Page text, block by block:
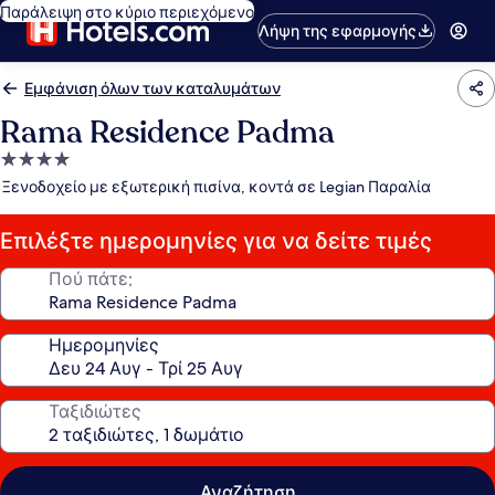
Παράλειψη στο κύριο περιεχόμενο
Λήψη της εφαρμογής
Εμφάνιση όλων των καταλυμάτων
Rama Residence Padma
Κατάλυμα
με
αστέρια
Ξενοδοχείο με εξωτερική πισίνα, κοντά σε Legian Παραλία
Επιλέξτε ημερομηνίες για να δείτε τιμές
Πού πάτε;
Ημερομηνίες
Ταξιδιώτες